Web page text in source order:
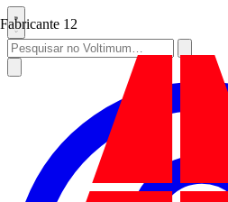
Fabricante 12